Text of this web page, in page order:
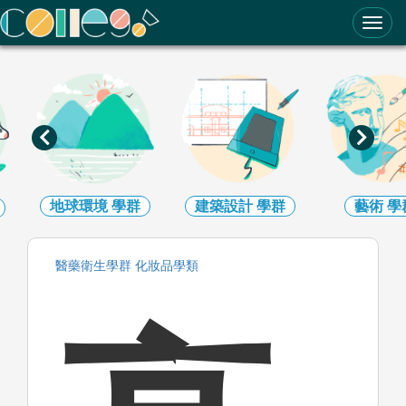
ColleGo! 大學選才與高中育才輔助系統
地球環境學群 建築設計學群 藝術 學
醫藥衛生學群 化妝品學類